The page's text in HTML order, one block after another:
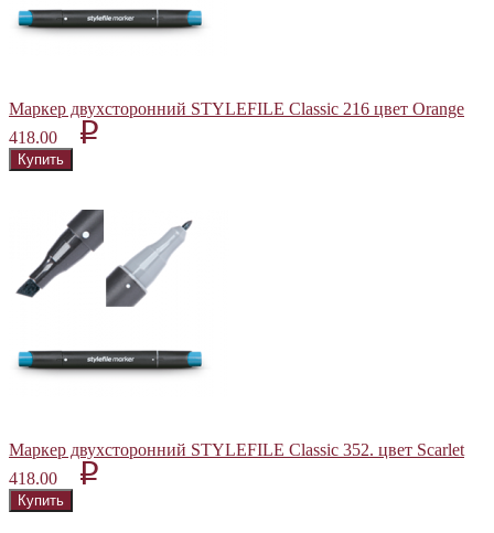
Маркер двухсторонний STYLEFILE Classic 216 цвет Orange
418.00
p
Маркер двухсторонний STYLEFILE Classic 352. цвет Scarlet
418.00
p